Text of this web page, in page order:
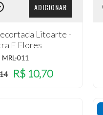
ADICIONAR
Litoarte -
E Flores
MRL-011
R$ 10,70